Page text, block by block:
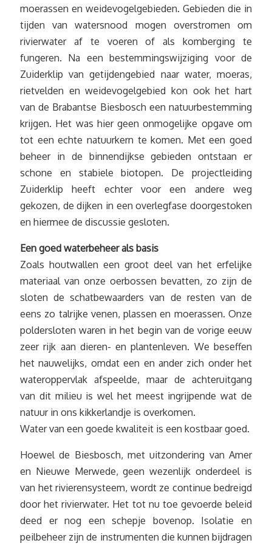
moerassen en weidevogelgebieden. Gebieden die in
tijden van watersnood mogen overstromen om
rivierwater af te voeren of als komberging te
fungeren. Na een bestemmingswijziging voor de
Zuiderklip van getijdengebied naar water, moeras,
rietvelden en weidevogelgebied kon ook het hart
van de Brabantse Biesbosch een natuurbestemming
krijgen. Het was hier geen onmogelijke opgave om
tot een echte natuurkern te komen. Met een goed
beheer in de binnendijkse gebieden ontstaan er
schone en stabiele biotopen. De projectleiding
Zuiderklip heeft echter voor een andere weg
gekozen, de dijken in een overlegfase doorgestoken
en hiermee de discussie gesloten.
Een goed waterbeheer als basis
Zoals houtwallen een groot deel van het erfelijke
materiaal van onze oerbossen bevatten, zo zijn de
sloten de schatbewaarders van de resten van de
eens zo talrijke venen, plassen en moerassen. Onze
poldersloten waren in het begin van de vorige eeuw
zeer rijk aan dieren- en plantenleven. We beseffen
het nauwelijks, omdat een en ander zich onder het
wateroppervlak afspeelde, maar de achteruitgang
van dit milieu is wel het meest ingrijpende wat de
natuur in ons kikkerlandje is overkomen.
Water van een goede kwaliteit is een kostbaar goed.
Hoewel de Biesbosch, met uitzondering van Amer
en Nieuwe Merwede, geen wezenlijk onderdeel is
van het rivierensysteem, wordt ze continue bedreigd
door het rivierwater. Het tot nu toe gevoerde beleid
deed er nog een schepje bovenop. Isolatie en
peilbeheer zijn de instrumenten die kunnen bijdragen